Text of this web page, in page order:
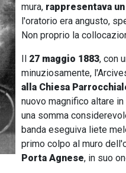
mura, rappresentava
l'oratorio era angusto,
Non proprio la
Il 27 maggio 1883, con
minuziosamente,
alla Chiesa
nuovo magnifico altare
una somma
banda eseguiva liete
primo colpo al muro
Porta Agnese, in suo